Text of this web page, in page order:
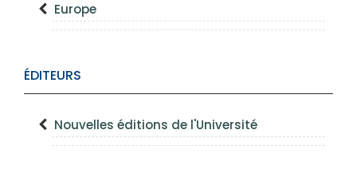
Europe
ÉDITEURS
Nouvelles éditions de l'Université